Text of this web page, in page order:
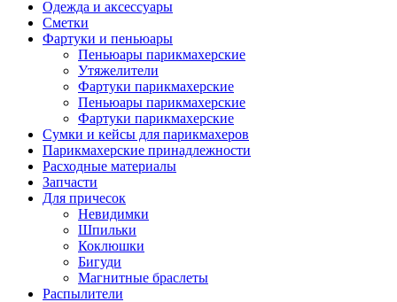
Одежда и аксессуары
Сметки
Фартуки и пеньюары
Пеньюары парикмахерские
Утяжелители
Фартуки парикмахерские
Пеньюары парикмахерские
Фартуки парикмахерские
Сумки и кейсы для парикмахеров
Парикмахерские принадлежности
Расходные материалы
Запчасти
Для причесок
Невидимки
Шпильки
Коклюшки
Бигуди
Магнитные браслеты
Распылители